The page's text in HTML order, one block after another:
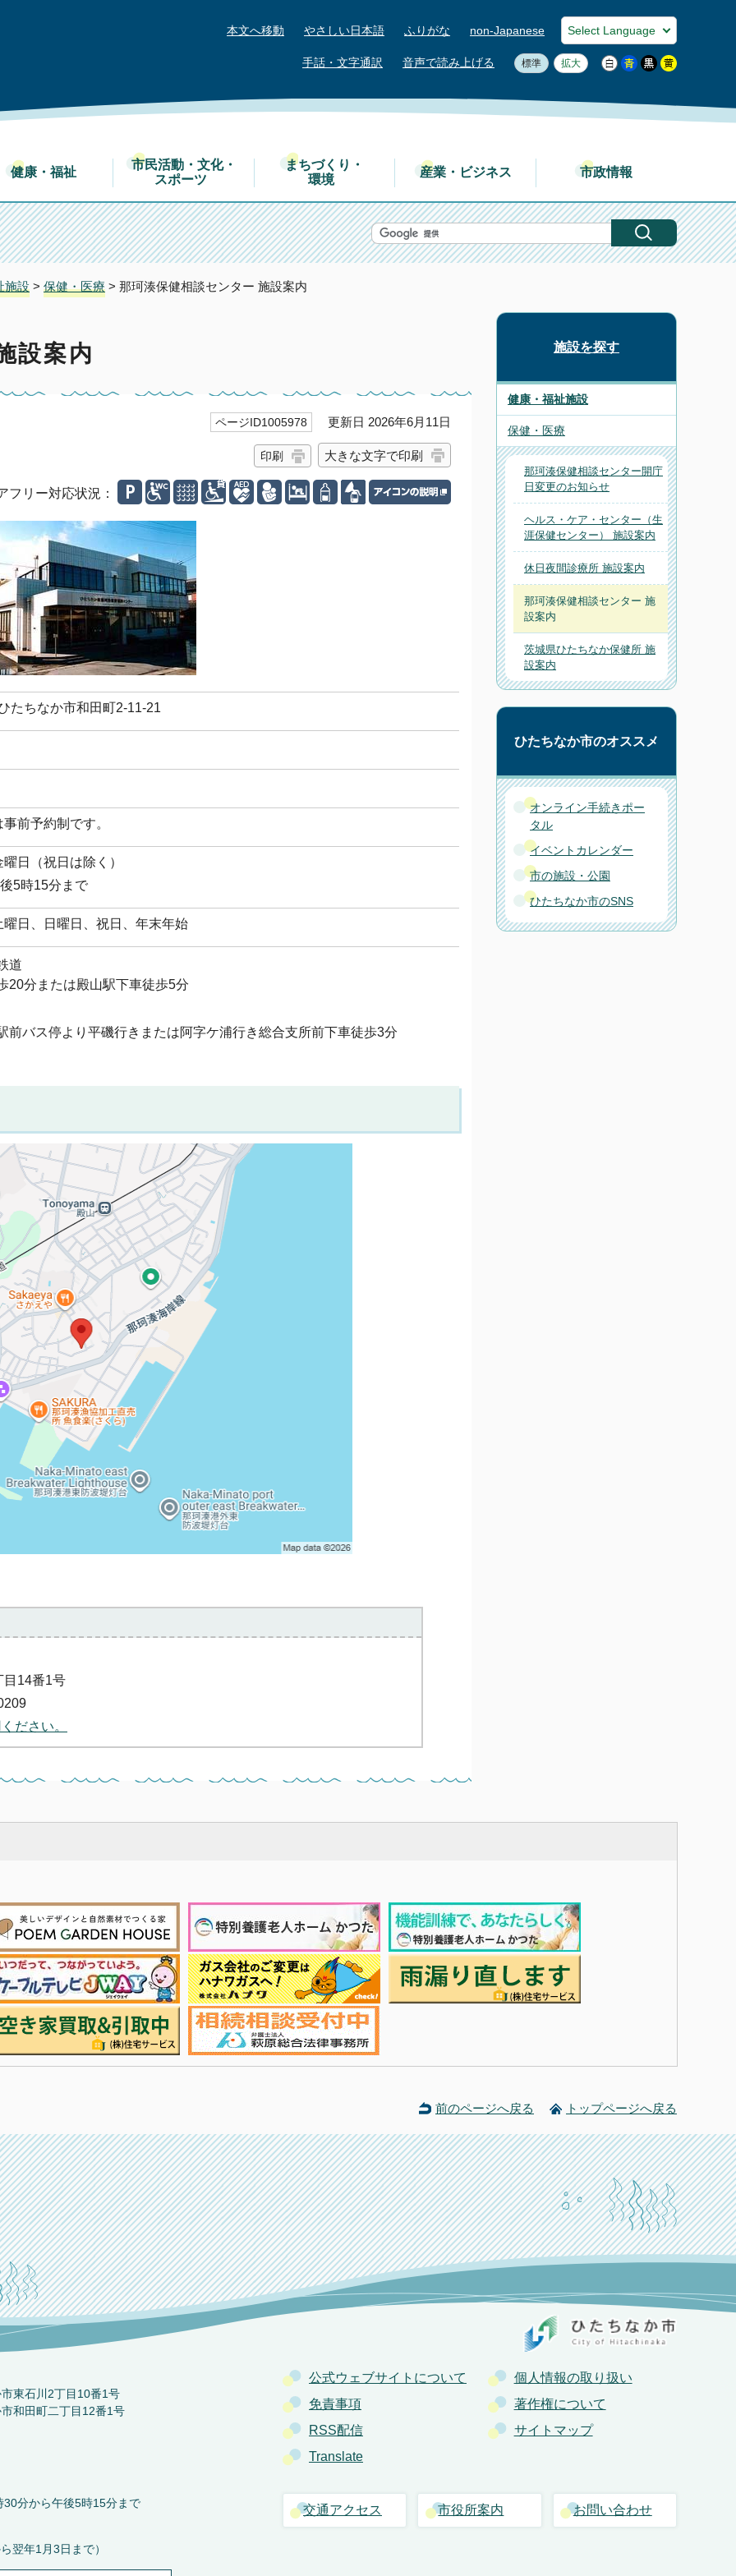
本文へ移動 やさしい日本語 ふりがな non-Japanese
手話・文字通訳 音声で読み上げる 標準 拡大
健康・福祉
市民活動・文化・
スポーツ
まちづくり・
環境
産業・ビジネス 市政情報
施設 > 保健・医療 > 那珂湊保健相談センター 施設案内
設案内
ページID1005978 更新日 2026年6月11日
印刷 大きな文字で印刷
フリー対応状況：
たちなか市和田町2-11-21
前予約制です。
日（祝日は除く）
5時15分まで
日、日曜日、祝日、年末年始
道
20分または殿山駅下車徒歩5分
前バス停より平磯行きまたは阿字ケ浦行き総合支所前下車徒歩3分
目14番1号
ださい。
施設を探す
健康・福祉施設
保健・医療
那珂湊保健相談センター開庁
日変更のお知らせ
ヘルス・ケア・センター（生
涯保健センター） 施設案内
休日夜間診療所 施設案内
那珂湊保健相談センター 施
設案内
茨城県ひたちなか保健所 施
設案内
ひたちなか市のオススメ
オンライン手続きポー
タル
イベントカレンダー
市の施設・公園
ひたちなか市のSNS
前のページへ戻る トップページへ戻る
公式ウェブサイトについて
個人情報の取り扱い
免責事項
著作権について
RSS配信
サイトマップ
Translate
交通アクセス 市役所案内 お問い合わせ
東石川2丁目10番1号
和田町二丁目12番1号
分から午後5時15分まで
翌年1月3日まで）